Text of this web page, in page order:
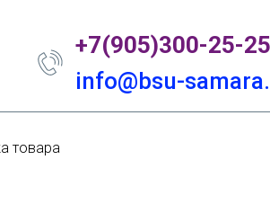
+7(905)300-25-25
info@bsu-
товара